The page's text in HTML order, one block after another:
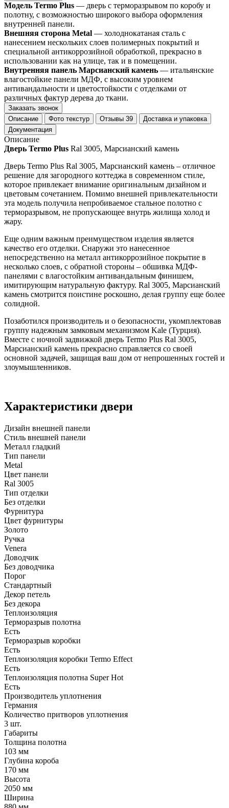
Модель Termo Plus — дверь с терморазрывом по коробу и
полотну, с возможностью широкого выбора оформления
внутренней панели.
Внешняя сторона Metal — холоднокатаная сталь с
нанесением нескольких слоев полимерных покрытий и
специальной антикоррозийной обработкой, прекрасно в
использовании как на улице, так и в помещении.
Внутренняя панель Марсианский камень — итальянские
влагостойкие панели МДФ, с высоким уровнем
антивандальности и цветостойкости с отделками от
различных фактур дерева до ткани.
Заказать звонок
Описание
Фото текстур Отзывы 39
Доставка и упаковка
Документация
Описание
Дверь Termo Plus Ral 3005, Марсианский камень
Дверь Termo Plus Ral 3005, Марсианский камень – отличное
решение для загородного коттеджа в современном стиле,
которое привлекает внимание оригинальным дизайном и
цветовым сочетанием. Помимо внешней привлекательности
эта модель получила непробиваемое стальное полотно с
терморазрывом, не пропускающее внутрь жилища холод и
жару.
Еще одним важным преимуществом изделия является
качество его отделки. Снаружи это нанесенное
непосредственно на металл антикоррозийное покрытие в
несколько слоев, с обратной стороны – обшивка МДФ-
панелями с влагостойким антивандальным финишем,
имитирующим натуральную фактуру. Ral 3005, Марсианский
камень смотрится поистине роскошно, делая группу еще более
солидной.
Позаботился производитель и о безопасности, укомплектовав
группу надежным замковым механизмом Kale (Турция).
Вместе с ночной задвижкой дверь Termo Plus Ral 3005,
Марсианский камень прекрасно справляется со своей
основной задачей, защищая ваш дом от непрошенных гостей и
злоумышленников.
Характеристики двери
Дизайн внешней панели
Стиль внешней панели
Металл гладкий
Тип панели
Metal
Цвет панели
Ral 3005
Тип отделки
Без отделки
Фурнитура
Цвет фурнитуры
Золото
Ручка
Venera
Доводчик
Без доводчика
Порог
Стандартный
Декор петель
Без декора
Теплоизоляция
Терморазрыв полотна
Есть
Терморазрыв коробки
Есть
Теплоизоляция коробки Termo Effect
Есть
Теплоизоляция полотна Super Нot
Есть
Производитель уплотнения
Германия
Количество притворов уплотнения
3 шт.
Габариты
Толщина полотна
103 мм
Глубина короба
170 мм
Высота
2050 мм
Ширина